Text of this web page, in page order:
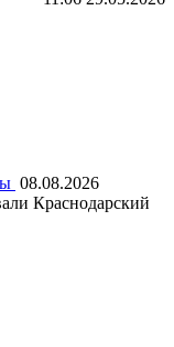
08.08.2026
Краснодарский